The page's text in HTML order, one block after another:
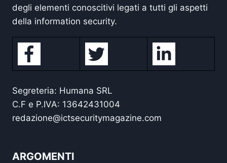
degli elementi conoscitivi legati a tutti gli aspetti
della information security.
Segreteria: Humana SRL
C.F e P.IVA: 13642431004
redazione@ictsecuritymagazine.com
ARGOMENTI